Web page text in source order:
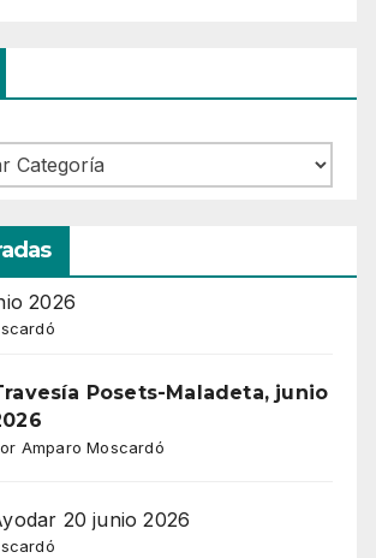
2026
Posets-Maladeta, junio
Amparo Moscardó
20 junio 2026